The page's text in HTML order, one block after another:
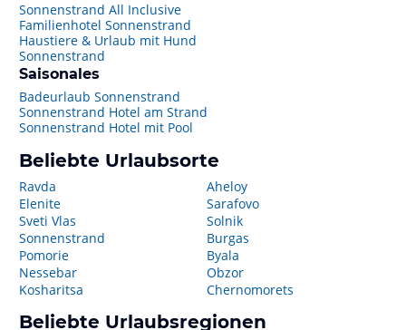
Sonnenstrand All Inclusive
Familienhotel Sonnenstrand
Haustiere & Urlaub mit Hund
Sonnenstrand
Saisonales
Badeurlaub Sonnenstrand
Sonnenstrand Hotel am Strand
Sonnenstrand Hotel mit Pool
Beliebte Urlaubsorte
Ravda
Elenite
Sveti Vlas
Sonnenstrand
Pomorie
Nessebar
Kosharitsa
Aheloy
Sarafovo
Solnik
Burgas
Byala
Obzor
Chernomorets
Beliebte Urlaubsregionen